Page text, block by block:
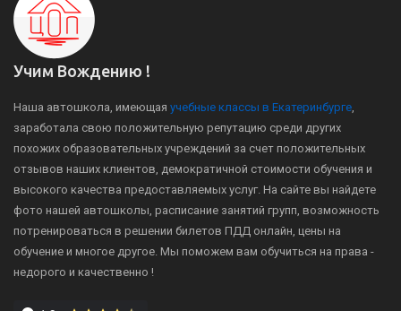
Учим Вождению !
Наша автошкола, имеющая учебные классы в Екатеринбурге
заработала свою положительную репутацию среди других
похожих образовательных учреждений за счет положительных
отзывов наших клиентов, демократичной стоимости обучения и
высокого качества предоставляемых услуг. На сайте вы найдете
фото нашей автошколы, расписание занятий групп, возможность
потренироваться в решении билетов ПДД онлайн, цены на
обучение и многое другое. Мы поможем вам обучиться на права -
недорого и качественно !